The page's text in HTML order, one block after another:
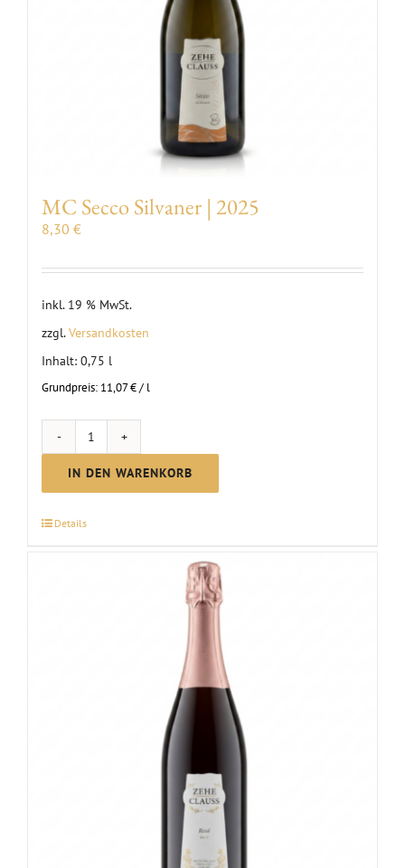
MC Secco Silvaner | 2025
8,30 €
inkl. 19 % MwSt.
zzgl.Versandkosten
Inhalt: 0,75 l
Grundpreis: 11,07€/ l
MC
Secco
Silvaner
IN DEN WARENKORB
Details